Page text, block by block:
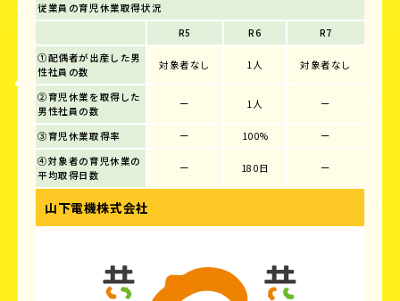
従業員の育児休業取得状況
R5
R6
R7
①配偶者が出産した男
性社員の数
対象者なし 1人 対象者なし
②育児休業を取得した
男性社員の数
ー 1人 ー
③育児休業取得率 ー 100%
ー
④対象者の育児休業の
平均取得日数
ー 180日 ー
山下電機株式会社